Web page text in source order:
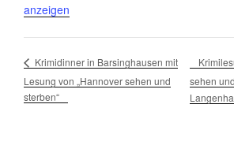
anzeigen
Krimidinner in Barsinghausen mit
Lesung von „Hannover sehen und
sterben“
sehen